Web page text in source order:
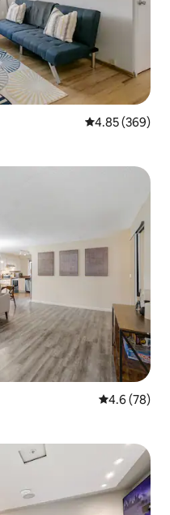
평점 4.85점(5
4.85 (369)
평점 4.6점(5
4.6 (78)